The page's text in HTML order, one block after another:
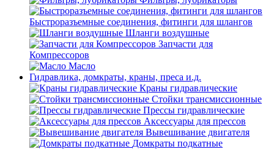
Быстроразъемные соединения, фитинги для шлангов
Шланги воздушные
Запчасти для
Компрессоров
Масло
Гидравлика, домкраты, краны, преса и.д.
Краны гидравлические
Стойки трансмиссионные
Прессы гидравлические
Аксессуары для прессов
Вывешивание двигателя
Домкраты подкатные